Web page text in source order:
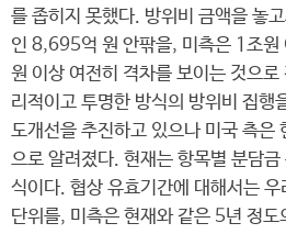
를 좁히지 못했다. 방위비 금액을 놓
인 8,695억 원 안팎을, 미측은 1조원
원 이상 여전히 격차를 보이는 것으
리적이고 투명한 방식의 방위비 집행
도개선을 추진하고 있으나 미국 측은
으로 알려졌다. 현재는 항목별 분담
식이다. 협상 유효기간에 대해서는
단위를, 미측은 현재와 같은 5년 정